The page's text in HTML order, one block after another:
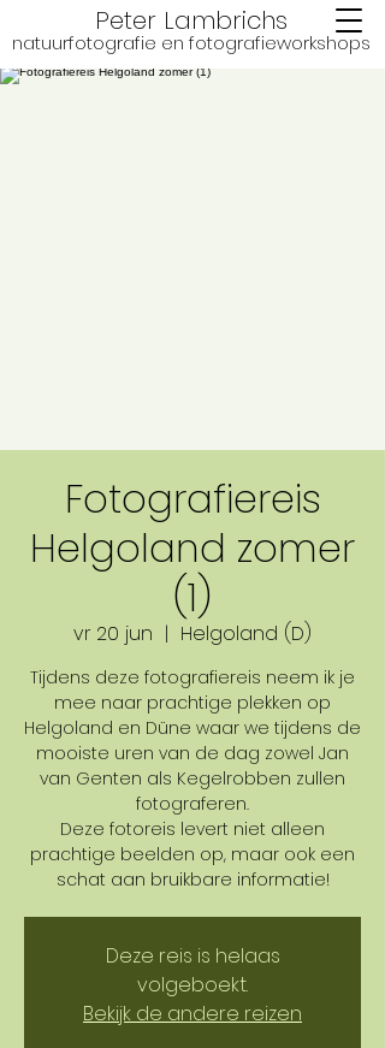
Peter Lambrichs
natuurfotografie en fotografieworkshops
Fotografiereis
Helgoland zomer
(1)
vr 20 jun
  |
Helgoland (D)
Tijdens deze fotografiereis neem ik je
mee naar prachtige plekken op
Helgoland en Düne waar we tijdens de
mooiste uren van de dag zowel Jan
van Genten als Kegelrobben zullen
fotograferen.
Deze fotoreis levert niet alleen
prachtige beelden op, maar ook een
schat aan bruikbare informatie!
Deze reis is helaas
volgeboekt.
Bekijk de andere reizen